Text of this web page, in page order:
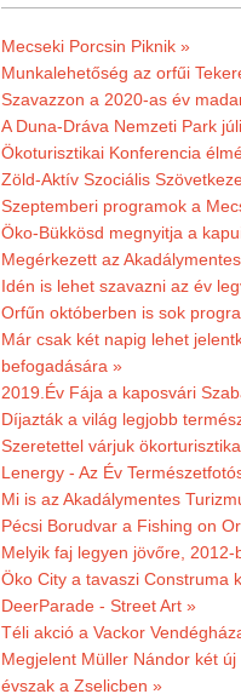
Mecseki Porcsin Piknik »
Munkalehetőség az orfűi
Szavazzon a 2020-as év
A Duna-Dráva Nemzeti Park
Ökoturisztikai Konferencia
Zöld-Aktív Szociális
Szeptemberi programok a
Öko-Bükkösd megnyitja a
Megérkezett az
Idén is lehet szavazni az év
Orfűn októberben is sok
Már csak két napig lehet
befogadására »
2019.Év Fája a kaposvári
Díjazták a világ legjobb
Szeretettel várjuk
Lenergy - Az Év
Mi is az Akadálymentes
Pécsi Borudvar a Fishing on
Melyik faj legyen jövőre,
Öko City a tavaszi Construma
DeerParade - Street Art »
Téli akció a Vackor
Megjelent Müller Nándor két
évszak a Zselicben »